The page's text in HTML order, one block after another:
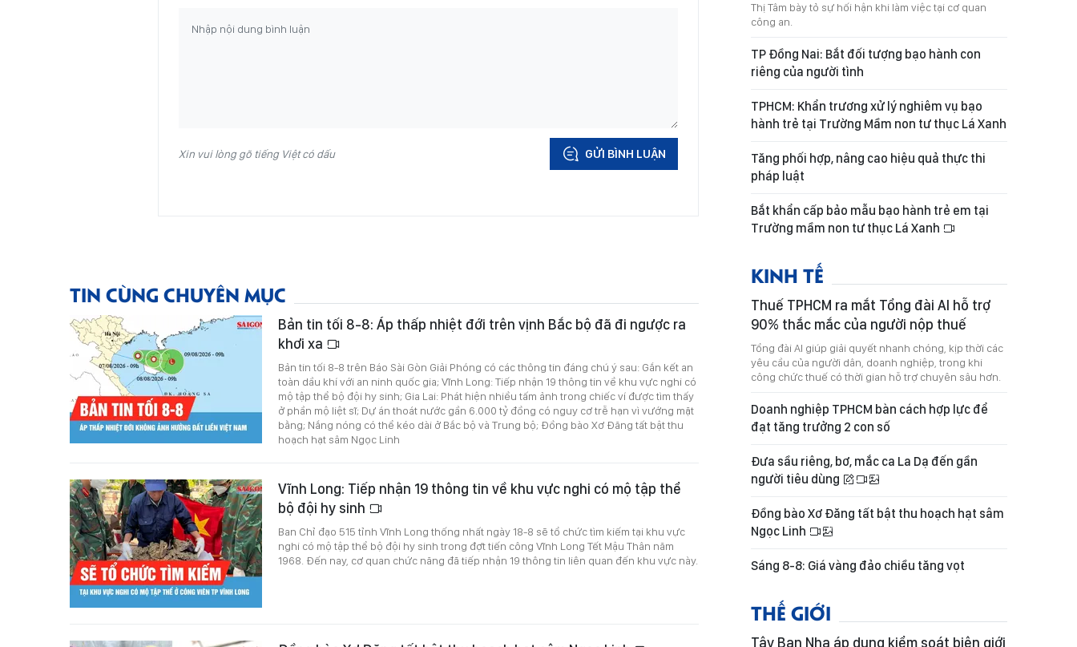
Xin vui lòng gõ tiếng Việt có dấu GỬI BÌNH LUẬN
TIN CÙNG CHUYÊN MỤC
Bản tin tối 8-8: Áp thấp nhiệt đới trên vịnh Bắc bộ đã đi ngược ra
khơi xa
Bản tin tối 8-8 trên Báo Sài Gòn Giải Phóng có các thông tin đáng chú ý sau: Gắn kết an
toàn dầu khí với an ninh quốc gia; Vĩnh Long: Tiếp nhận 19 thông tin về khu vực nghi có
mộ tập thể bộ đội hy sinh; Gia Lai: Phát hiện nhiều tấm ảnh trong chiếc ví được tìm thấy
ở phần mộ liệt sĩ; Dự án thoát nước gần 6.000 tỷ đồng có nguy cơ trễ hạn vì vướng mặt
bằng; Nắng nóng có thể kéo dài ở Bắc bộ và Trung bộ; Đồng bào Xơ Đăng tất bật thu
hoạch hạt sâm Ngọc Linh
Vĩnh Long: Tiếp nhận 19 thông tin về khu vực nghi có mộ tập thể
bộ đội hy sinh
Ban Chỉ đạo 515 tỉnh Vĩnh Long thống nhất ngày 18-8 sẽ tổ chức tìm kiếm tại khu vực
nghi có mộ tập thể bộ đội hy sinh trong đợt tiến công Vĩnh Long Tết Mậu Thân năm
1968. Đến nay, cơ quan chức năng đã tiếp nhận 19 thông tin liên quan đến khu vực này.
Thị Tâm bày tỏ sự hối hận khi làm việc tại cơ quan
công an.
TP Đồng Nai: Bắt đối tượng bạo hành con
riêng của người tình
TPHCM: Khẩn trương xử lý nghiêm vụ bạo
hành trẻ tại Trường Mầm non tư thục Lá Xanh
Tăng phối hợp, nâng cao hiệu quả thực thi
pháp luật
Bắt khẩn cấp bảo mẫu bạo hành trẻ em tại
Trường mầm non tư thục Lá Xanh
KINH TẾ
Thuế TPHCM ra mắt Tổng đài AI hỗ trợ
90% thắc mắc của người nộp thuế
Tổng đài AI giúp giải quyết nhanh chóng, kịp thời các
yêu cầu của người dân, doanh nghiệp, trong khi
công chức thuế có thời gian hỗ trợ chuyên sâu hơn.
Doanh nghiệp TPHCM bàn cách hợp lực để
đạt tăng trưởng 2 con số
Đưa sầu riêng, bơ, mắc ca La Dạ đến gần
người tiêu dùng
Đồng bào Xơ Đăng tất bật thu hoạch hạt sâm
Ngọc Linh
Sáng 8-8: Giá vàng đảo chiều tăng vọt
THẾ GIỚI
Tây Ban Nha áp dụng kiểm soát biên giới